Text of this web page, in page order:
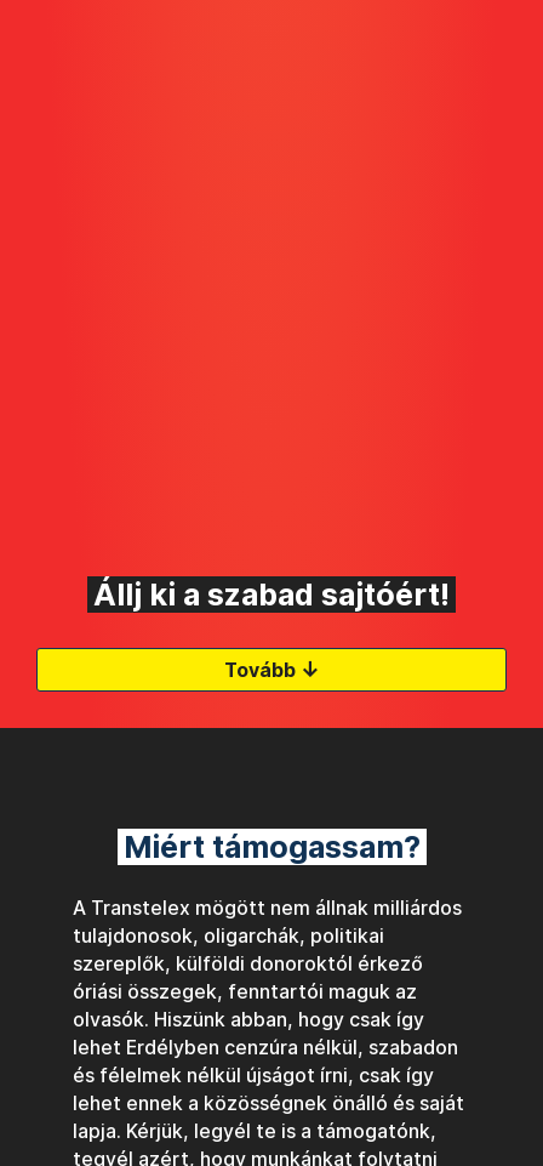
Állj ki a szabad sajtóért!
Tovább ↓
Miért támogassam?
A Transtelex mögött nem állnak milliárdos
tulajdonosok, oligarchák, politikai
szereplők, külföldi donoroktól érkező
óriási összegek, fenntartói maguk az
olvasók. Hiszünk abban, hogy csak így
lehet Erdélyben cenzúra nélkül, szabadon
és félelmek nélkül újságot írni, csak így
lehet ennek a közösségnek önálló és saját
lapja. Kérjük, legyél te is a támogatónk,
tegyél azért, hogy munkánkat folytatni